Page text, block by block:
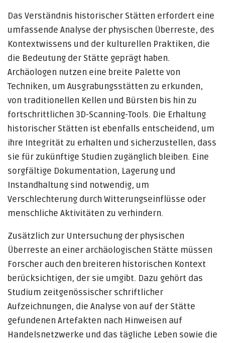
Das Verständnis historischer Stätten erfordert eine
umfassende Analyse der physischen Überreste, des
Kontextwissens und der kulturellen Praktiken, die
die Bedeutung der Stätte geprägt haben.
Archäologen nutzen eine breite Palette von
Techniken, um Ausgrabungsstätten zu erkunden,
von traditionellen Kellen und Bürsten bis hin zu
fortschrittlichen 3D-Scanning-Tools. Die Erhaltung
historischer Stätten ist ebenfalls entscheidend, um
ihre Integrität zu erhalten und sicherzustellen, dass
sie für zukünftige Studien zugänglich bleiben. Eine
sorgfältige Dokumentation, Lagerung und
Instandhaltung sind notwendig, um
Verschlechterung durch Witterungseinflüsse oder
menschliche Aktivitäten zu verhindern.
Zusätzlich zur Untersuchung der physischen
Überreste an einer archäologischen Stätte müssen
Forscher auch den breiteren historischen Kontext
berücksichtigen, der sie umgibt. Dazu gehört das
Studium zeitgenössischer schriftlicher
Aufzeichnungen, die Analyse von auf der Stätte
gefundenen Artefakten nach Hinweisen auf
Handelsnetzwerke und das tägliche Leben sowie die